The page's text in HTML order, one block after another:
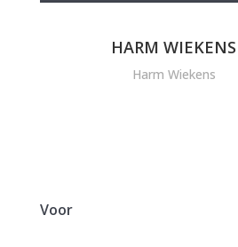
HARM WIEKENS
Harm Wiekens
Voor